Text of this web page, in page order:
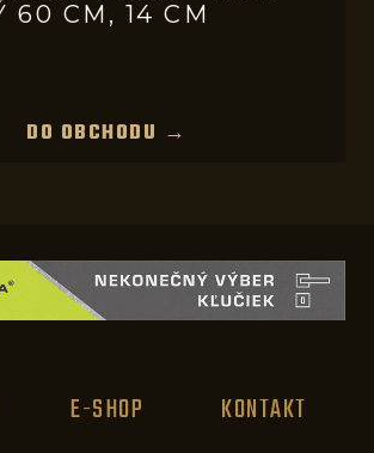
60 CM, 14 CM
DO OBCHODU →
E-SHOP KONTAKT